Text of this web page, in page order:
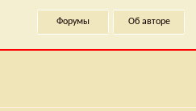
Форумы Об авторе